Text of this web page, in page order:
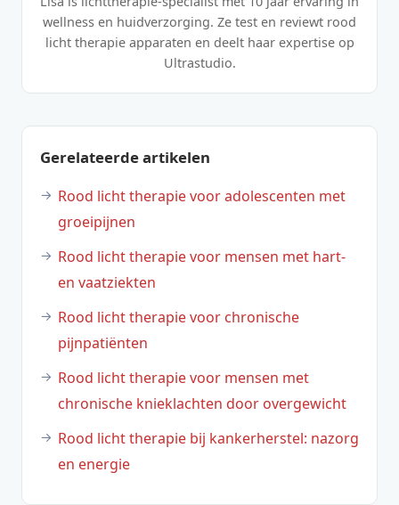
wellness en huidverzorging. Ze test en reviewt rood
licht therapie apparaten en deelt haar expertise op
Ultrastudio.
Gerelateerde artikelen
Rood licht therapie voor adolescenten met
groeipijnen
Rood licht therapie voor mensen met hart-
en vaatziekten
Rood licht therapie voor chronische
pijnpatiënten
Rood licht therapie voor mensen met
chronische knieklachten door overgewicht
Rood licht therapie bij kankerherstel: nazorg
en energie